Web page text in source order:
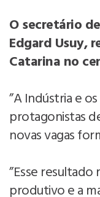
O secretário
Edgard Usuy,
Catarina no
”A Indústria e
protagonistas
novas vagas
”Esse
produtivo e a